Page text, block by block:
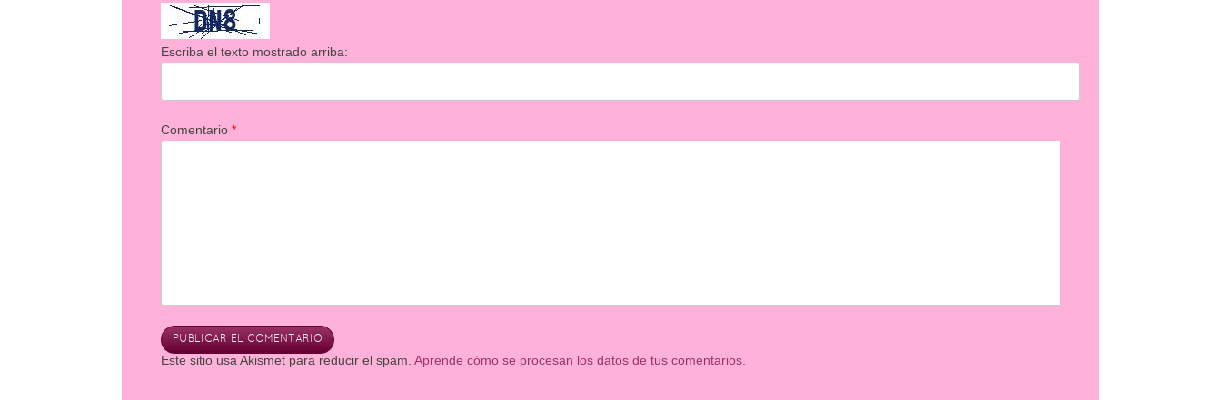
Escriba el texto mostrado arriba:
Comentario*
Este sitio usa Akismet para reducir el spam.Aprende cómo se procesan los datos de tus comentarios.